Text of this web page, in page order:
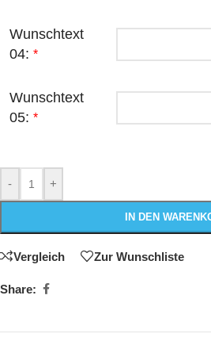
Wunschtext
04: *
Wunschtext
05: *
- +
IN DEN
Vergleich Zur Wunschliste
Share: